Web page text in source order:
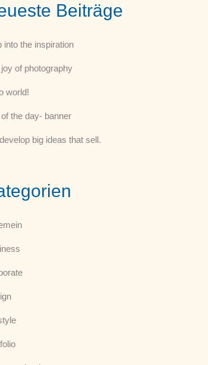
Beiträge
into the inspiration
of photography
world!
the day- banner
big ideas that sell.